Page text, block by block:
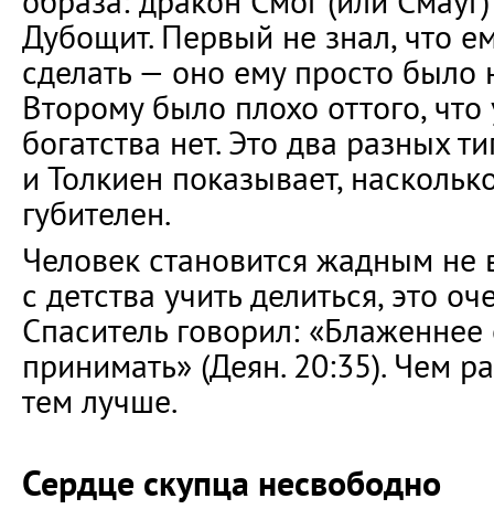
Дубощит. Первый не знал, что
сделать — оно ему просто было
Второму было плохо оттого, что
богатства нет. Это два разных
и Толкиен показывает,
губителен.
Человек становится жадным не
с детства учить делиться, это
Спаситель говорил: «Блаженнее
принимать» (Деян. 20:35). Чем
тем лучше.
Сердце скупца несвободно